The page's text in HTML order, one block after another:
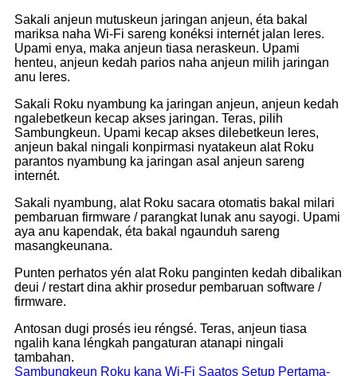
Sakali anjeun mutuskeun jaringan anjeun, éta bakal
mariksa naha Wi-Fi sareng konéksi internét jalan leres.
Upami enya, maka anjeun tiasa neraskeun. Upami
henteu, anjeun kedah parios naha anjeun milih jaringan
anu leres.
Sakali Roku nyambung ka jaringan anjeun, anjeun kedah
ngalebetkeun kecap akses jaringan. Teras, pilih
Sambungkeun. Upami kecap akses dilebetkeun leres,
anjeun bakal ningali konpirmasi nyatakeun alat Roku
parantos nyambung ka jaringan asal anjeun sareng
internét.
Sakali nyambung, alat Roku sacara otomatis bakal milari
pembaruan firmware / parangkat lunak anu sayogi. Upami
aya anu kapendak, éta bakal ngaunduh sareng
masangkeunana.
Punten perhatos yén alat Roku panginten kedah dibalikan
deui / restart dina akhir prosedur pembaruan software /
firmware.
Antosan dugi prosés ieu réngsé. Teras, anjeun tiasa
ngalih kana léngkah pangaturan atanapi ningali
tambahan.
Sambungkeun Roku kana Wi-Fi Saatos Setup Pertama-